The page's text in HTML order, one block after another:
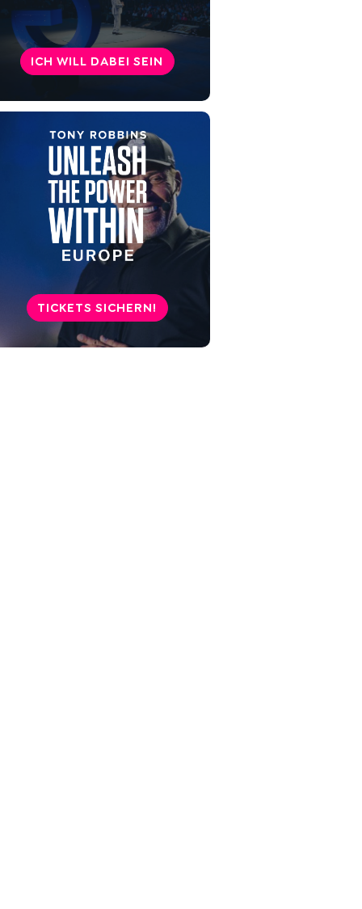
findest du dein Lächeln wieder
Traurigkeit oder Depression?
Wo liegt der Unterschied?
Gestalte dein Leben nach
deinen eigenen Wünschen
ICH WILL DABEI SEIN
TICKETS SICHERN!